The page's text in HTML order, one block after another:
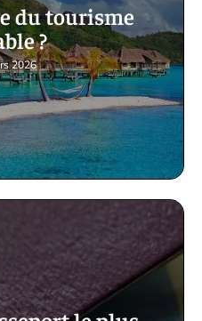
du tourisme
?
2026